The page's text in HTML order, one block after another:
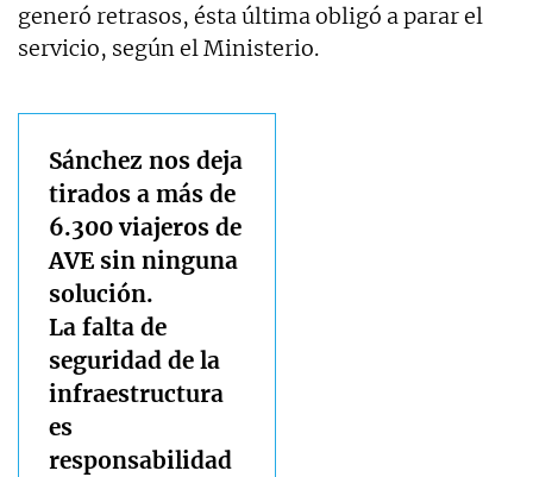
generó retrasos, ésta última obligó a parar el
servicio, según el Ministerio.
Sánchez nos deja
tirados a más de
6.300 viajeros de
AVE sin ninguna
solución.
La falta de
seguridad de la
infraestructura
es
responsabilidad